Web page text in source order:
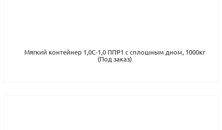
Мягкий контейнер 1,0С-1,0 ППР1 с сплошным дном, 1000кг
(Под заказ)